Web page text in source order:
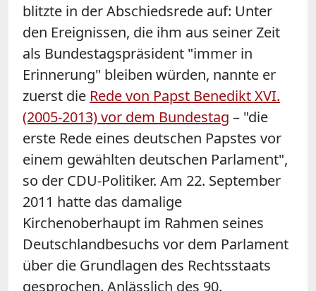
blitzte in der Abschiedsrede auf: Unter
den Ereignissen, die ihm aus seiner Zeit
als Bundestagspräsident "immer in
Erinnerung" bleiben würden, nannte er
zuerst die Rede von Papst Benedikt XVI.
(2005-2013) vor dem Bundestag – "die
erste Rede eines deutschen Papstes vor
einem gewählten deutschen Parlament",
so der CDU-Politiker. Am 22. September
2011 hatte das damalige
Kirchenoberhaupt im Rahmen seines
Deutschlandbesuchs vor dem Parlament
über die Grundlagen des Rechtsstaats
gesprochen. Anlässlich des 90.